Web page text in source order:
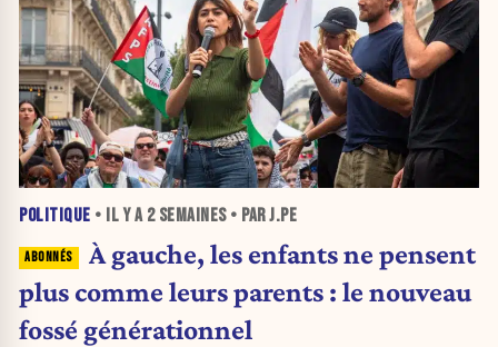
POLITIQUE • IL Y A 2 SEMAINES• PAR J.PE
À gauche, les enfants ne pensent
plus comme leurs parents : le nouveau
fossé générationnel